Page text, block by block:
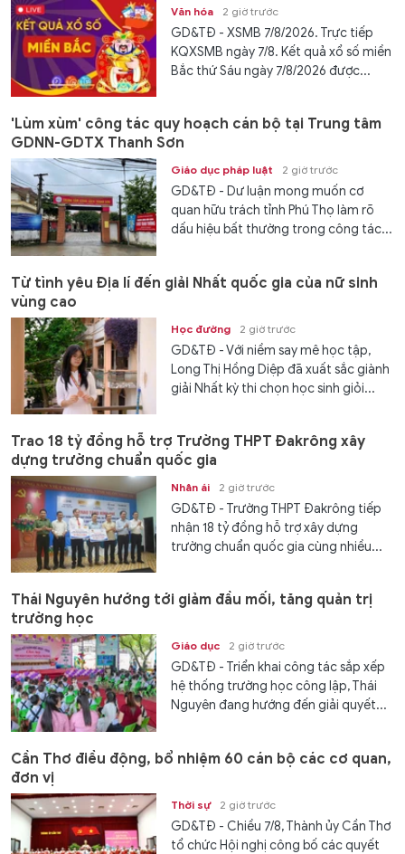
Văn hóa 2 giờ trước
GD&TĐ - XSMB 7/8/2026. Trực tiếp
KQXSMB ngày 7/8. Kết quả xổ số miền
Bắc thứ Sáu ngày 7/8/2026 được...
'Lùm xùm' công tác quy hoạch cán bộ tại Trung tâm
GDNN-GDTX Thanh Sơn
Giáo dục pháp luật 2 giờ trước
GD&TĐ - Dư luận mong muốn cơ
quan hữu trách tỉnh Phú Thọ làm rõ
dấu hiệu bất thường trong công tác...
Từ tình yêu Địa lí đến giải Nhất quốc gia của nữ sinh
vùng cao
Học đường 2 giờ trước
GD&TĐ - Với niềm say mê học tập,
Long Thị Hồng Diệp đã xuất sắc giành
giải Nhất kỳ thi chọn học sinh giỏi...
Trao 18 tỷ đồng hỗ trợ Trường THPT Đakrông xây
dựng trường chuẩn quốc gia
Nhân ái 2 giờ trước
GD&TĐ - Trường THPT Đakrông tiếp
nhận 18 tỷ đồng hỗ trợ xây dựng
trường chuẩn quốc gia cùng nhiều...
Thái Nguyên hướng tới giảm đầu mối, tăng quản trị
trường học
Giáo dục 2 giờ trước
GD&TĐ - Triển khai công tác sắp xếp
hệ thống trường học công lập, Thái
Nguyên đang hướng đến giải quyết...
Cần Thơ điều động, bổ nhiệm 60 cán bộ các cơ quan,
đơn vị
Thời sự 2 giờ trước
GD&TĐ - Chiều 7/8, Thành ủy Cần Thơ
tổ chức Hội nghị công bố các quyết